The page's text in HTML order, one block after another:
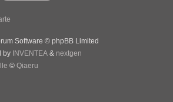
Software © phpBB Limited
by INVENTEA & nextgen
© Qiaeru